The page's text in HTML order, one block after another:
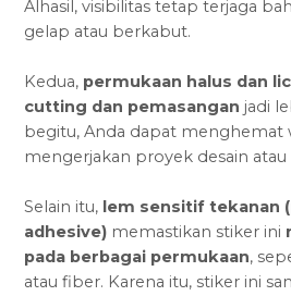
Alhasil, visibilitas tetap terjaga
gelap atau berkabut.
Kedua, permukaan halus dan
cutting dan pemasangan jadi
begitu, Anda dapat menghemat
mengerjakan proyek desain
Selain itu, lem sensitif tekanan
adhesive) memastikan stiker ini
pada berbagai permukaan,
atau fiber. Karena itu, stiker ini